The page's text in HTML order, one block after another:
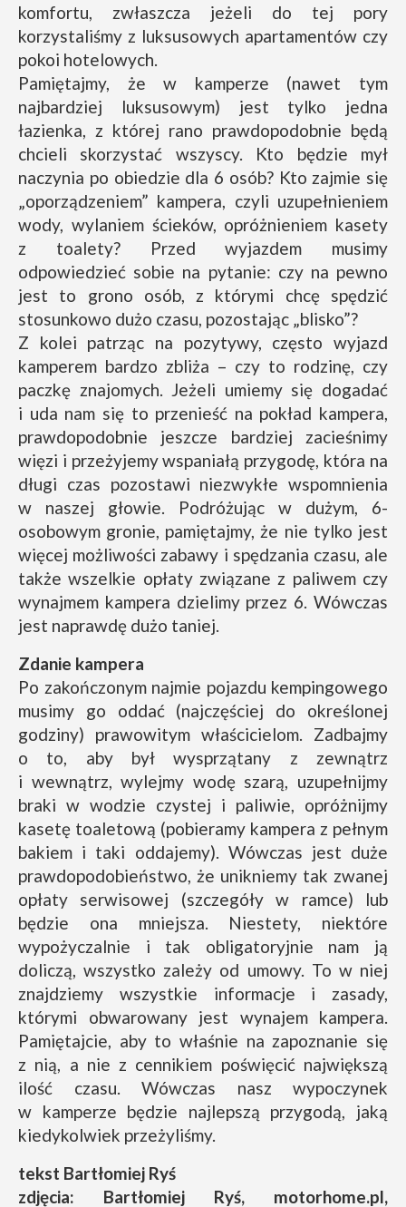
komfortu, zwłaszcza jeżeli do tej pory
korzystaliśmy z luksusowych apartamentów czy
pokoi hotelowych.
Pamiętajmy, że w kamperze (nawet tym
najbardziej luksusowym) jest tylko jedna
łazienka, z której rano prawdopodobnie będą
chcieli skorzystać wszyscy. Kto będzie mył
naczynia po obiedzie dla 6 osób? Kto zajmie się
„oporządzeniem” kampera, czyli uzupełnieniem
wody, wylaniem ścieków, opróżnieniem kasety
z toalety? Przed wyjazdem musimy
odpowiedzieć sobie na pytanie: czy na pewno
jest to grono osób, z którymi chcę spędzić
stosunkowo dużo czasu, pozostając „blisko”?
Z kolei patrząc na pozytywy, często wyjazd
kamperem bardzo zbliża – czy to rodzinę, czy
paczkę znajomych. Jeżeli umiemy się dogadać
i uda nam się to przenieść na pokład kampera,
prawdopodobnie jeszcze bardziej zacieśnimy
więzi i przeżyjemy wspaniałą przygodę, która na
długi czas pozostawi niezwykłe wspomnienia
w naszej głowie. Podróżując w dużym, 6-
osobowym gronie, pamiętajmy, że nie tylko jest
więcej możliwości zabawy i spędzania czasu, ale
także wszelkie opłaty związane z paliwem czy
wynajmem kampera dzielimy przez 6. Wówczas
jest naprawdę dużo taniej.
Zdanie kampera
Po zakończonym najmie pojazdu kempingowego
musimy go oddać (najczęściej do określonej
godziny) prawowitym właścicielom. Zadbajmy
o to, aby był wysprzątany z zewnątrz
i wewnątrz, wylejmy wodę szarą, uzupełnijmy
braki w wodzie czystej i paliwie, opróżnijmy
kasetę toaletową (pobieramy kampera z pełnym
bakiem i taki oddajemy). Wówczas jest duże
prawdopodobieństwo, że unikniemy tak zwanej
opłaty serwisowej (szczegóły w ramce) lub
będzie ona mniejsza. Niestety, niektóre
wypożyczalnie i tak obligatoryjnie nam ją
doliczą, wszystko zależy od umowy. To w niej
znajdziemy wszystkie informacje i zasady,
którymi obwarowany jest wynajem kampera.
Pamiętajcie, aby to właśnie na zapoznanie się
z nią, a nie z cennikiem poświęcić największą
ilość czasu. Wówczas nasz wypoczynek
w kamperze będzie najlepszą przygodą, jaką
kiedykolwiek przeżyliśmy.
tekst Bartłomiej Ryś
zdjęcia: Bartłomiej Ryś, motorhome.pl,